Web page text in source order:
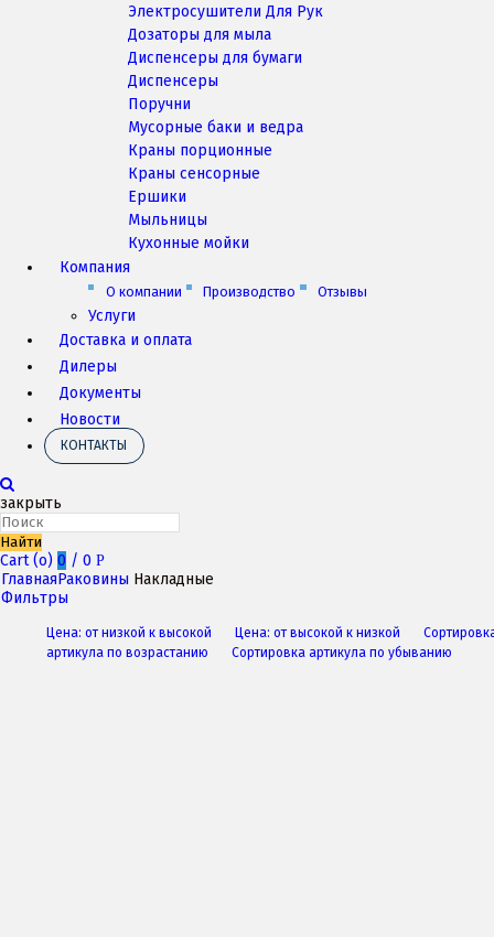
Электросушители Для Рук
Дозаторы для мыла
Диспенсеры для бумаги
Диспенсеры
Поручни
Мусорные баки и ведра
Краны порционные
Краны сенсорные
Ершики
Мыльницы
Кухонные мойки
Компания
О компании Производство Отзывы
Услуги
Доставка и оплата
Дилеры
Документы
Новости
КОНТАКТЫ
закрыть
Найти
Cart (o) 0 / 0 Р
ГлавнаяРаковины Накладные
Фильтры
Цена: от низкой к высокой Цена: от высокой к низкой
артикула по возрастанию
Сортировка артикула по убыванию